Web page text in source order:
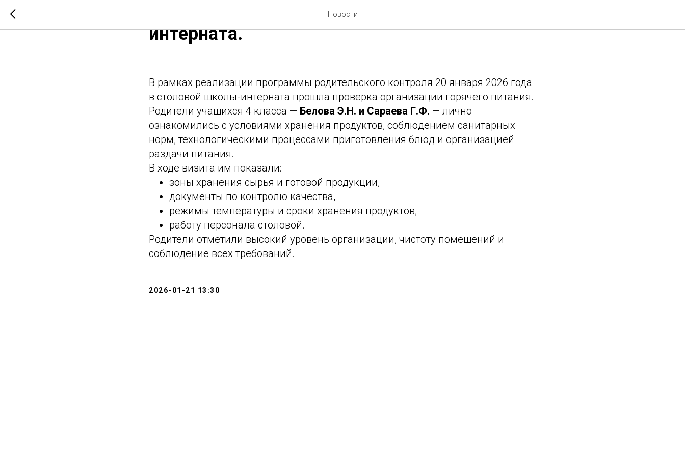
Новости
Родительский контроль в столовой школы-
интерната.
В рамках реализации программы родительского контроля 20 января 2026 года
в столовой школы-интерната прошла проверка организации горячего питания.
Родители учащихся 4 класса — Белова Э.Н. и Сараева Г.Ф. — лично
ознакомились с условиями хранения продуктов, соблюдением санитарных
норм, технологическими процессами приготовления блюд и организацией
раздачи питания.
В ходе визита им показали:
зоны хранения сырья и готовой продукции,
документы по контролю качества,
режимы температуры и сроки хранения продуктов,
работу персонала столовой.
Родители отметили высокий уровень организации, чистоту помещений и
соблюдение всех требований.
2026-01-21 13:30